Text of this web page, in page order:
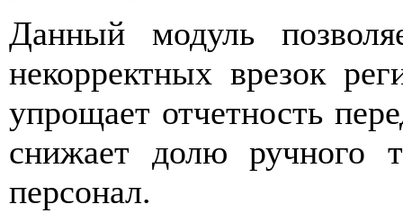
Данный модуль
некорректных врезок
упрощает отчетность
снижает долю ручного
персонал.